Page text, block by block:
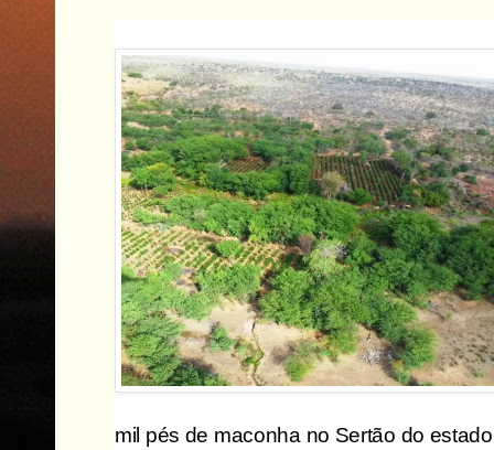
mil pés de maconha no Sertão do